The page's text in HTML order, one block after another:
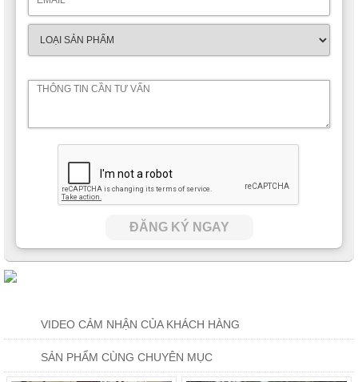
ĐĂNG KÝ NGAY
VIDEO CẢM NHẬN CỦA KHÁCH HÀNG
SẢN PHẨM CÙNG CHUYÊN MỤC